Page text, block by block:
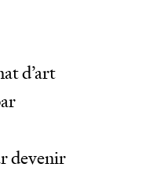
d’art
devenir